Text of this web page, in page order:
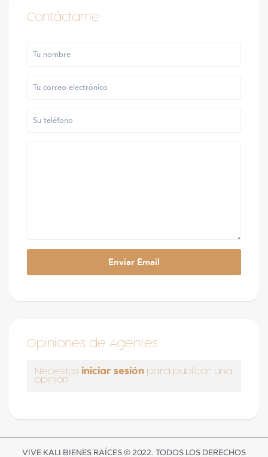
Contáctame
Opiniones de Agentes
Necesitas iniciar sesión para publicar una
opinión
VIVE KALI BIENES RAÍCES © 2022. TODOS LOS DERECHOS